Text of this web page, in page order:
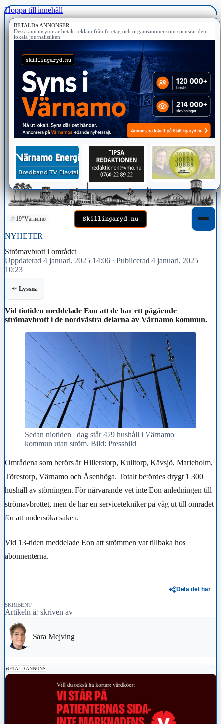
Hoppa till innehåll
BETALDA ANNONSER
Dessa annonsytor är betald reklam från företag och organisationer som sponsrar den
lokala journalistiken.
19°Värnamo
NYHETER
Strömavbrott i området
Uppdaterad 4 januari, 2025 14:06 · Publicerad 4 januari, 2025
10:23
Lyssna
Vid tiotiden meddelade Eon att de har ett pågående
strömavbrott i de nordvästra delarna av Värnamo kommun.
Sedan niotiden i dag står 479 hushåll i Värnamo
kommun utan ström. Bild: Pressbild
Områdena som berörs är Hillerstorp, Kulltorp, Kävsjö, Marieholm,
Törestorp, Värnamo och Åsenhöga. Totalt berördes drygt 1 300
hushåll av störningen. För närvarande vet inte Eon anledningen till
strömavbrottet, men de har en servicetekniker på väg ut till området
för att undersöka saken.
Vid 13-tiden meddelade Eon att strömmen var tillbaka hos
abonnenterna.
Dela det här
SKRIBENT
Artikeln är skriven av
Sara Mejving
BETALD ANNONS